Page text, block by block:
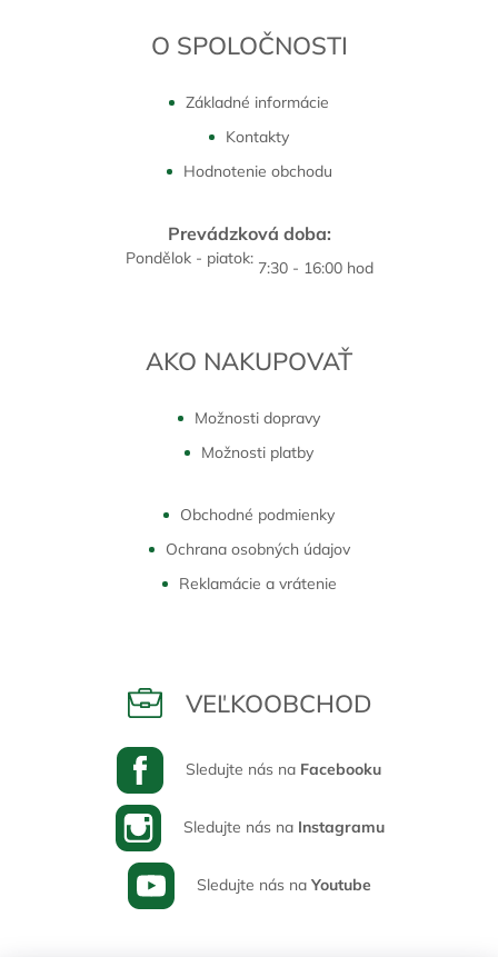
O SPOLOČNOSTI
Základné informácie
Kontakty
Hodnotenie obchodu
Prevádzková doba:
Pondělok - piatok: 7:30 - 16:00 hod
AKO NAKUPOVAŤ
Možnosti dopravy
Možnosti platby
Obchodné podmienky
Ochrana osobných údajov
Reklamácie a vrátenie
VEĽKOOBCHOD
Sledujte nás na Facebooku
Sledujte nás na Instagramu
Sledujte nás na Youtube